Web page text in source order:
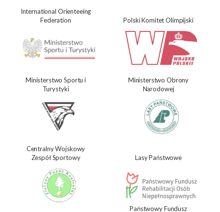
International Orienteeing
Federation
Polski Komitet Olimpijski
Ministerstwo Sportu i
Turystyki
Ministerstwo Obrony
Narodowej
Centralny Wojskowy
Zespół Sportowy
Lasy Państwowe
Państwowy Fundusz